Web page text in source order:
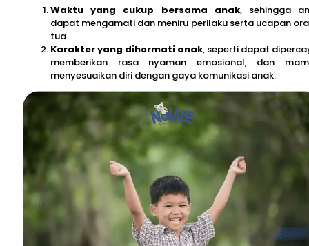
Waktu yang cukup bersama anak, sehingga
dapat mengamati dan meniru perilaku serta ucapan
tua.
Karakter yang dihormati anak, seperti dapat
memberikan rasa nyaman emosional, dan
menyesuaikan diri dengan gaya komunikasi anak.